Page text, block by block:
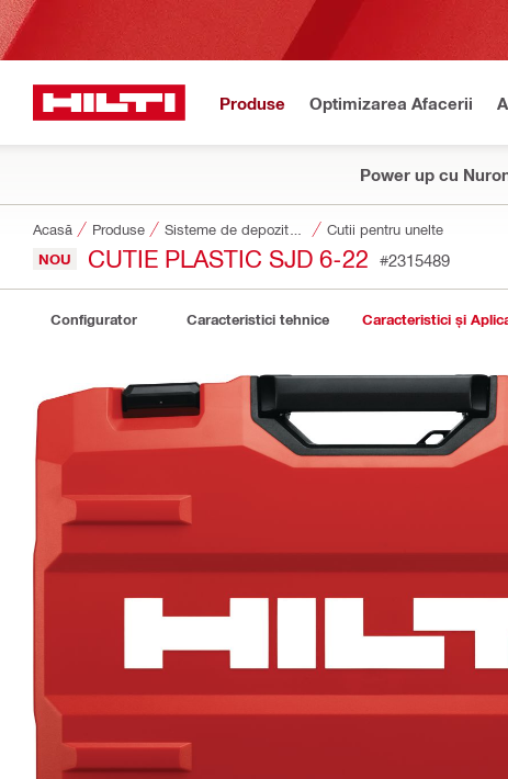
Produse Optimizarea Afacerii
Power up cu
Acasă Produse Cutii pentru unelte
NOU CUTIE PLASTIC SJD 6-22 #2315489
Configurator Caracteristici tehnice Caracteristici și